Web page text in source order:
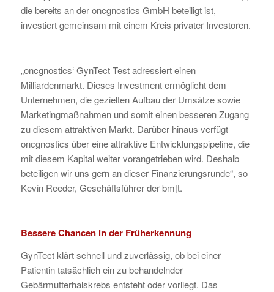
die bereits an der oncgnostics GmbH beteiligt ist,
investiert gemeinsam mit einem Kreis privater Investoren.
„oncgnostics‘ GynTect Test adressiert einen
Milliardenmarkt. Dieses Investment ermöglicht dem
Unternehmen, die gezielten Aufbau der Umsätze sowie
Marketingmaßnahmen und somit einen besseren Zugang
zu diesem attraktiven Markt. Darüber hinaus verfügt
oncgnostics über eine attraktive Entwicklungspipeline, die
mit diesem Kapital weiter vorangetrieben wird. Deshalb
beteiligen wir uns gern an dieser Finanzierungsrunde“, so
Kevin Reeder, Geschäftsführer der bm|t.
Bessere Chancen in der Früherkennung
GynTect klärt schnell und zuverlässig, ob bei einer
Patientin tatsächlich ein zu behandelnder
Gebärmutterhalskrebs entsteht oder vorliegt. Das